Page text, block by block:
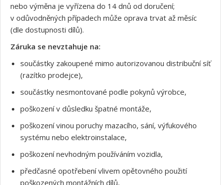
nebo výměna je vyřízena do 14 dnů od doručení;
v odůvodněných případech může oprava trvat až měsíc
(dle dostupnosti dílů).
Záruka se nevztahuje na:
součástky zakoupené mimo autorizovanou distribuční síť
(razítko prodejce),
součástky nesmontované podle pokynů výrobce,
poškození v důsledku špatné montáže,
poškození vinou poruchy mazacího, sání, výfukového
systému nebo elektroinstalace,
poškození nevhodným používáním vozidla,
předčasné opotřebení vlivem opětovného použití
poškozených montážních dílů,